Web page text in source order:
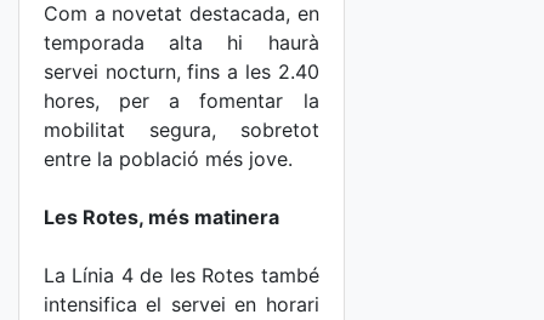
Com a novetat destacada, en
temporada alta hi haurà
servei nocturn, fins a les 2.40
hores, per a fomentar la
mobilitat segura, sobretot
entre la població més jove.
Les Rotes, més matinera
La Línia 4 de les Rotes també
intensifica el servei en horari